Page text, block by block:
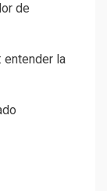
de
entender la